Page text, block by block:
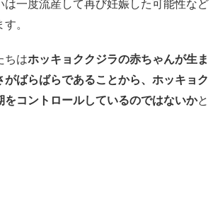
は一度流産して再び妊娠した可能性など
。
ちはホッキョククジラの赤ちゃんが生ま
がばらばらであることから、ホッキョク
をコントロールしているのではないかと